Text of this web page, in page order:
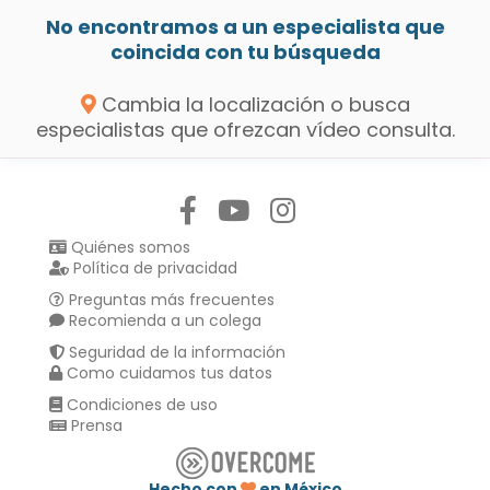
No encontramos a un especialista que
coincida con tu búsqueda
Cambia la localización o busca
especialistas que ofrezcan vídeo consulta.
Quiénes somos
Política de privacidad
Preguntas más frecuentes
Recomienda a un colega
Seguridad de la información
Como cuidamos tus datos
Condiciones de uso
Prensa